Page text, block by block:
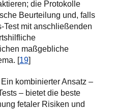
die Protokolle
Beurteilung und, falls
Test mit anschließenden
maßgebliche
[19]
kombinierter Ansatz –
– bietet die beste
fetaler Risiken und